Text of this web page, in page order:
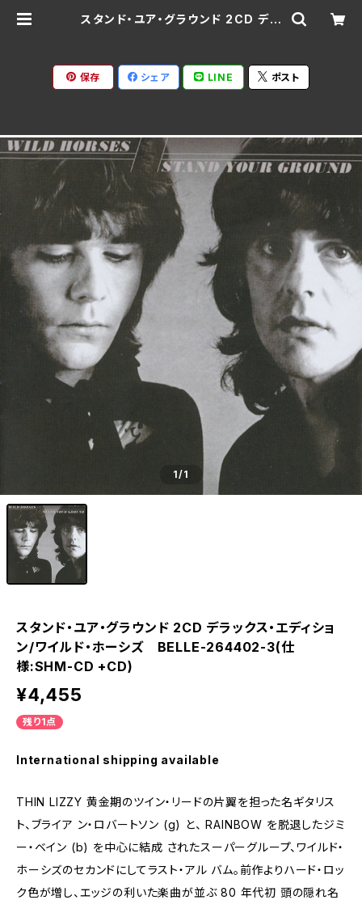
スタンド‧ユア‧グラウンド 2CD デラ
ds
保存 シェア LINE ポスト
1/1
スタンド‧ユア‧グラウンド 2CD デラックス‧エディショ
ン/ワイルド‧ホーシズ BELLE-264402-3(仕
様:SHM-CD +CD)
¥4,455
残り1点
International shipping available
THIN LIZZY ⻩⾦期のツイン‧リードの⽚翼を担った名ギタリス
ト、ブライア ン‧ロバートソン (g) と、 RAINBOW を脱退したジミ
ー‧ベイン (b) を中⼼に結成 されたスーパーグループ、ワイルド‧
ホーシズのセカンドにしてラスト‧アル バム。前作よりハード‧ロッ
ク⾊が増し、エッジの利いた楽曲が並ぶ 80 年代初 頭の隠れ名